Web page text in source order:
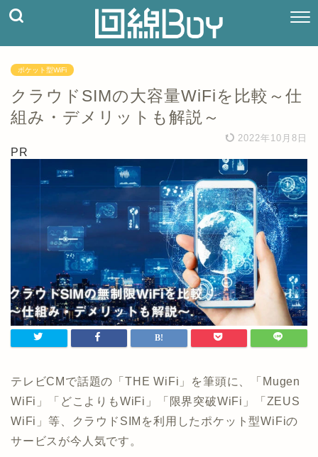
ポケット型WiFi
クラウドSIMの大容量WiFiを比較～仕
組み・デメリットも解説～
2022年10月8日
テレビCMで話題の「THE WiFi」を筆頭に、「Mugen
WiFi」「どこよりもWiFi」「限界突破WiFi」「ZEUS
WiFi」等、クラウドSIMを利用したポケット型WiFiの
サービスが今人気です。